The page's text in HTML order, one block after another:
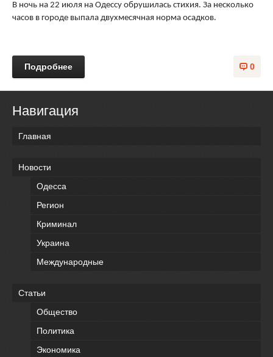
В ночь на 22 июля на Одессу обрушилась стихия. За несколько
часов в городе выпала двухмесячная норма осадков.
0
Подробнее
Навигация
Главная
Новости
Одесса
Регион
Криминал
Украина
Международные
Статьи
Общество
Политика
Экономика